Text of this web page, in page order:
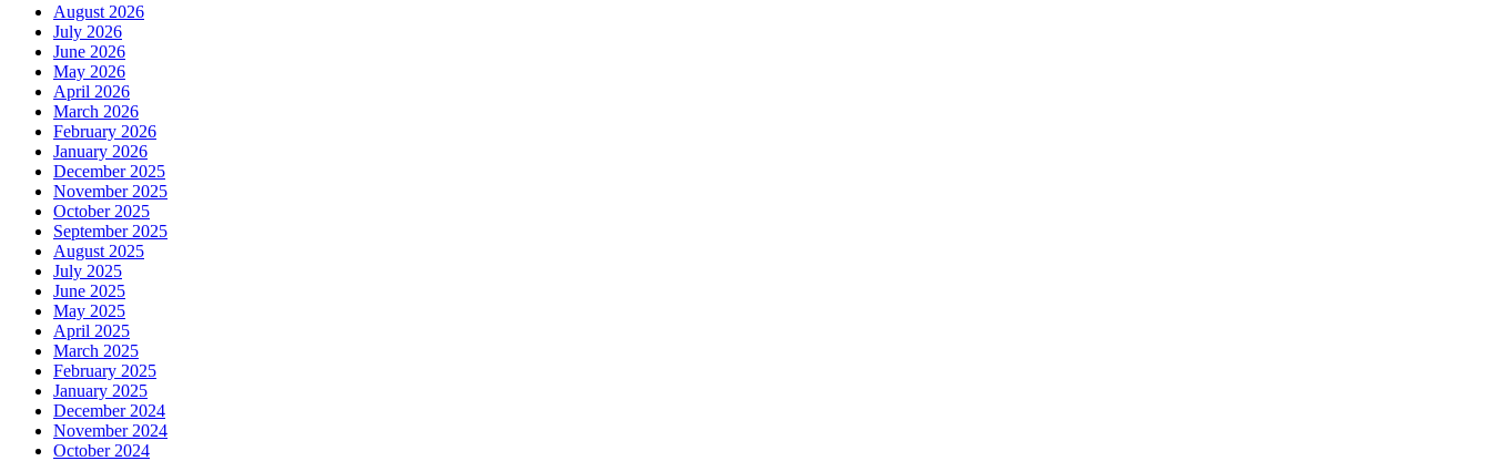
August 2026
July 2026
June 2026
May 2026
April 2026
March 2026
February 2026
January 2026
December 2025
November 2025
October 2025
September 2025
August 2025
July 2025
June 2025
May 2025
April 2025
March 2025
February 2025
January 2025
December 2024
November 2024
October 2024